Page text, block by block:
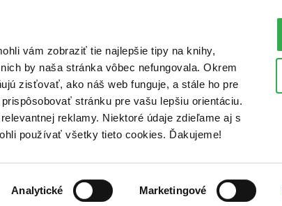
vám zobraziť tie najlepšie tipy na knihy,
by naša stránka vôbec nefungovala. Okrem
zisťovať, ako náš web funguje, a stále ho pre
stránku pre vašu lepšiu orientáciu.
reklamy. Niektoré údaje zdieľame aj s
používať všetky tieto cookies. Ďakujeme!
Analytické Marketingové